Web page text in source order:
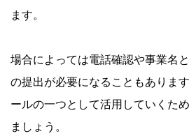
ます。
場合によっては電話確認や事業名
の提出が必要になることもありま
ールの一つとして活用していくた
ましょう。